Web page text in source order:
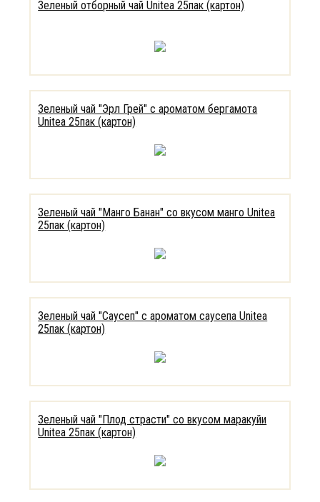
Зеленый отборный чай Unitea 25пак (картон)
Зеленый чай "Эрл Грей" с ароматом бергамота
Unitea 25пак (картон)
Зеленый чай "Манго Банан" со вкусом манго Unitea
25пак (картон)
Зеленый чай "Саусеп" с ароматом саусепа Unitea
25пак (картон)
Зеленый чай "Плод страсти" со вкусом маракуйи
Unitea 25пак (картон)